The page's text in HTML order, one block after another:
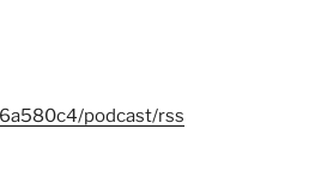
podcast/rss